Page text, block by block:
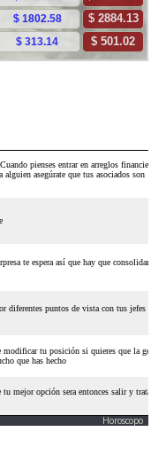
Horoscopo